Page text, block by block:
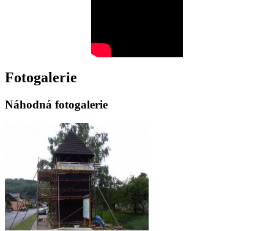
Fotogalerie
Náhodná fotogalerie